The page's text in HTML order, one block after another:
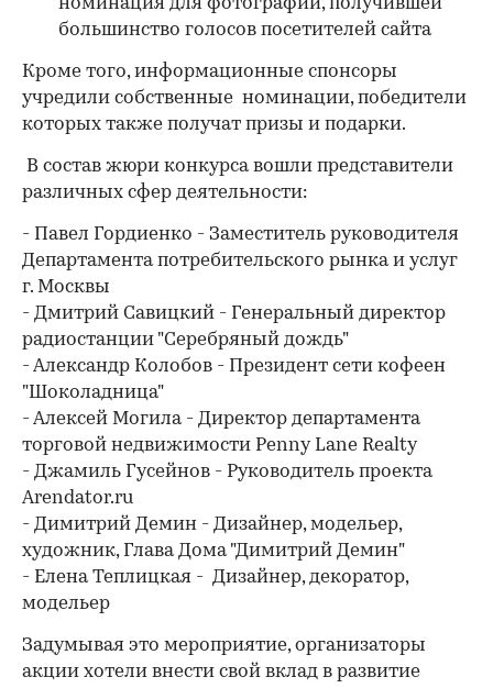
номинация для фотографии, получившей
большинство голосов посетителей сайта
Кроме того, информационные спонсоры
учредили собственные номинации, победители
которых также получат призы и подарки.
В состав жюри конкурса вошли представители
различных сфер деятельности:
- Павел Гордиенко - Заместитель руководителя
Департамента потребительского рынка и услуг
г. Москвы
- Дмитрий Савицкий - Генеральный директор
радиостанции "Серебряный дождь"
- Александр Колобов - Президент сети кофеен
"Шоколадница"
- Алексей Могила - Директор департамента
торговой недвижимости Penny Lane Realty
- Джамиль Гусейнов - Руководитель проекта
Arendator.ru
- Димитрий Демин - Дизайнер, модельер,
художник, Глава Дома "Димитрий Демин"
- Елена Теплицкая - Дизайнер, декоратор,
модельер
Задумывая это мероприятие, организаторы
акции хотели внести свой вклад в развитие